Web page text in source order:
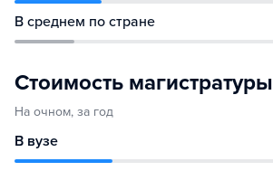
В среднем по стране
Стоимость магистратуры
На очном, за год
В вузе